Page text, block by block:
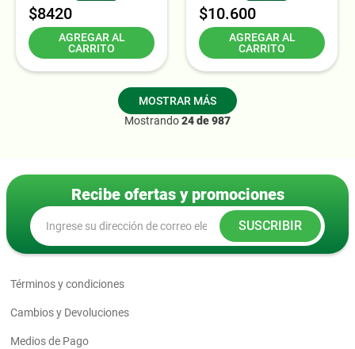
$8420
AGREGAR AL
CARRITO
$10.600
AGREGAR AL
CARRITO
MOSTRAR MÁS
Mostrando24 de 987
Recibe ofertas y promociones
SUSCRIBIR
Términos y condiciones
Cambios y Devoluciones
Medios de Pago